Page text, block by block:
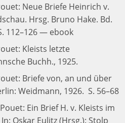
Neue Briefe Heinrich v.
Hrsg. Bruno Hake. Bd.
112–126— ebook
Kleists letzte
Buchh., 1925.
Briefe von, an und über
Weidmann, 1926. S. 56–68
Ein Brief H. v. Kleists im
In: Oskar Eulitz (Hrsg.): Stolp